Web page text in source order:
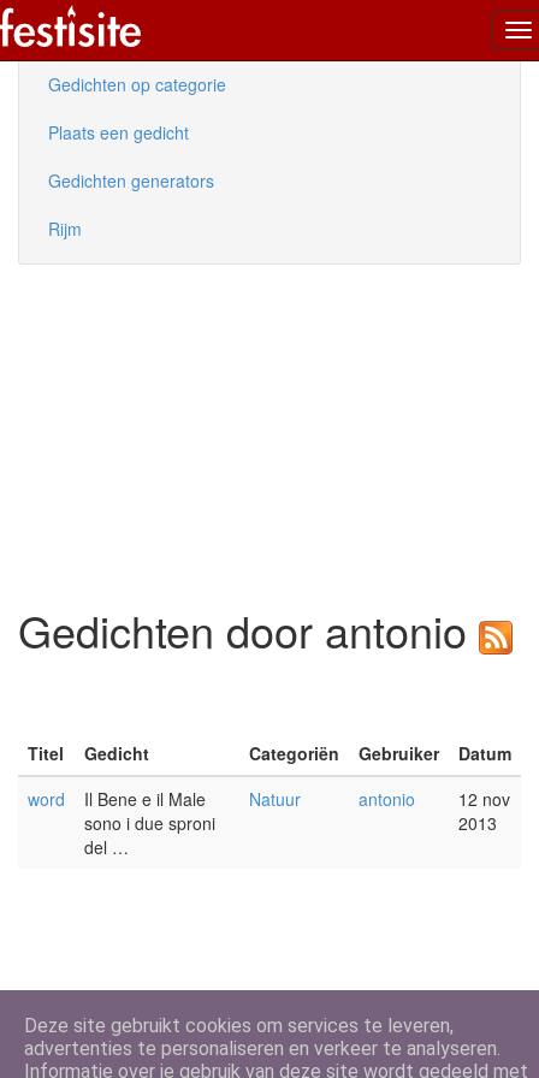
Nieuwe gedichten
Gedichten op categorie
Plaats een gedicht
Gedichten generators
Rijm
Gedichten door antonio
Titel Gedicht Categoriën Gebruiker
Datum
word
Il Bene e il Male
sono i due sproni
del …
Natuur antonio
12 nov
2013
Deze site gebruikt cookies om services te leveren,
advertenties te personaliseren en verkeer te analyseren.
Informatie over je gebruik van deze site wordt gedeeld met